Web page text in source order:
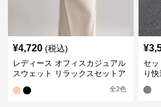
¥4,720 (税込)
レディース オフィスカジュアル
スウェット リラックスセットア
全2色
¥
セ
り